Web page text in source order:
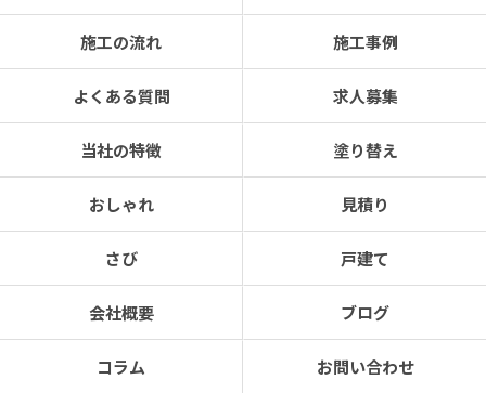
施工の流れ 施工事例
よくある質問 求人募集
当社の特徴 塗り替え
おしゃれ 見積り
さび 戸建て
会社概要 ブログ
コラム お問い合わせ